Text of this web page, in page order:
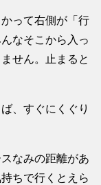
って右側が「行
なそこから入っ
せん。止まると
、すぐにくぐり
なみの距離があ
ちで行くとえら